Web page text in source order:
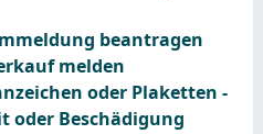
beantragen
melden
oder Plaketten -
oder Beschädigung